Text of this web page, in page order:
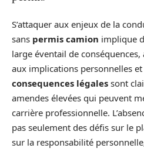
S’attaquer aux enjeux de la
sans permis camion implique
large éventail de
aux implications personnelles et
consequences légales sont
amendes élevées qui peuvent
carrière professionnelle.
pas seulement des défis sur le
sur la responsabilité